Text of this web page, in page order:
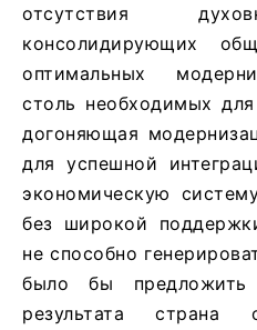
отсутствия
консолидирующих
оптимальных
столь необходимых
догоняющая
для успешной
экономическую
без широкой
не способно
было бы
результата страна